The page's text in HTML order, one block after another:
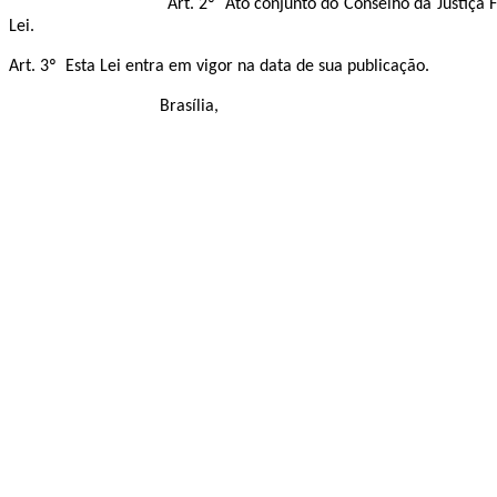
Art. 2º Ato conjunto do Conselho da Justiça
Lei.
Art. 3º Esta Lei entra em vigor na data de sua publicação.
Brasília,